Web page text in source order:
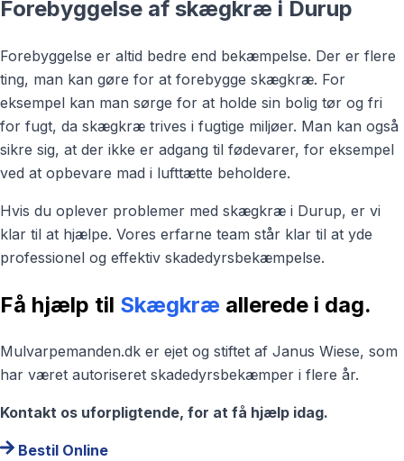
Forebyggelse af skægkræ i Durup
Forebyggelse er altid bedre end bekæmpelse. Der er flere
ting, man kan gøre for at forebygge skægkræ. For
eksempel kan man sørge for at holde sin bolig tør og fri
for fugt, da skægkræ trives i fugtige miljøer. Man kan også
sikre sig, at der ikke er adgang til fødevarer, for eksempel
ved at opbevare mad i lufttætte beholdere.
Hvis du oplever problemer med skægkræ i Durup, er vi
klar til at hjælpe. Vores erfarne team står klar til at yde
professionel og effektiv skadedyrsbekæmpelse.
Få hjælp til Skægkræ allerede i dag.
Mulvarpemanden.dk er ejet og stiftet af Janus Wiese, som
har været autoriseret skadedyrsbekæmper i flere år.
Kontakt os uforpligtende, for at få hjælp idag.
Bestil Online